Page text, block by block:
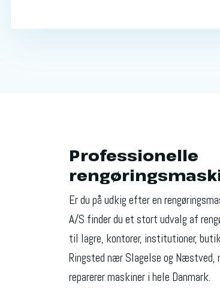
Professionelle
Er du på udkig efter en
A/S finder du et stort udvalg af
til lagre, kontorer, institutioner,
Ringsted nær Slagelse og Næstved,
reparerer maskiner i hele Danmark.